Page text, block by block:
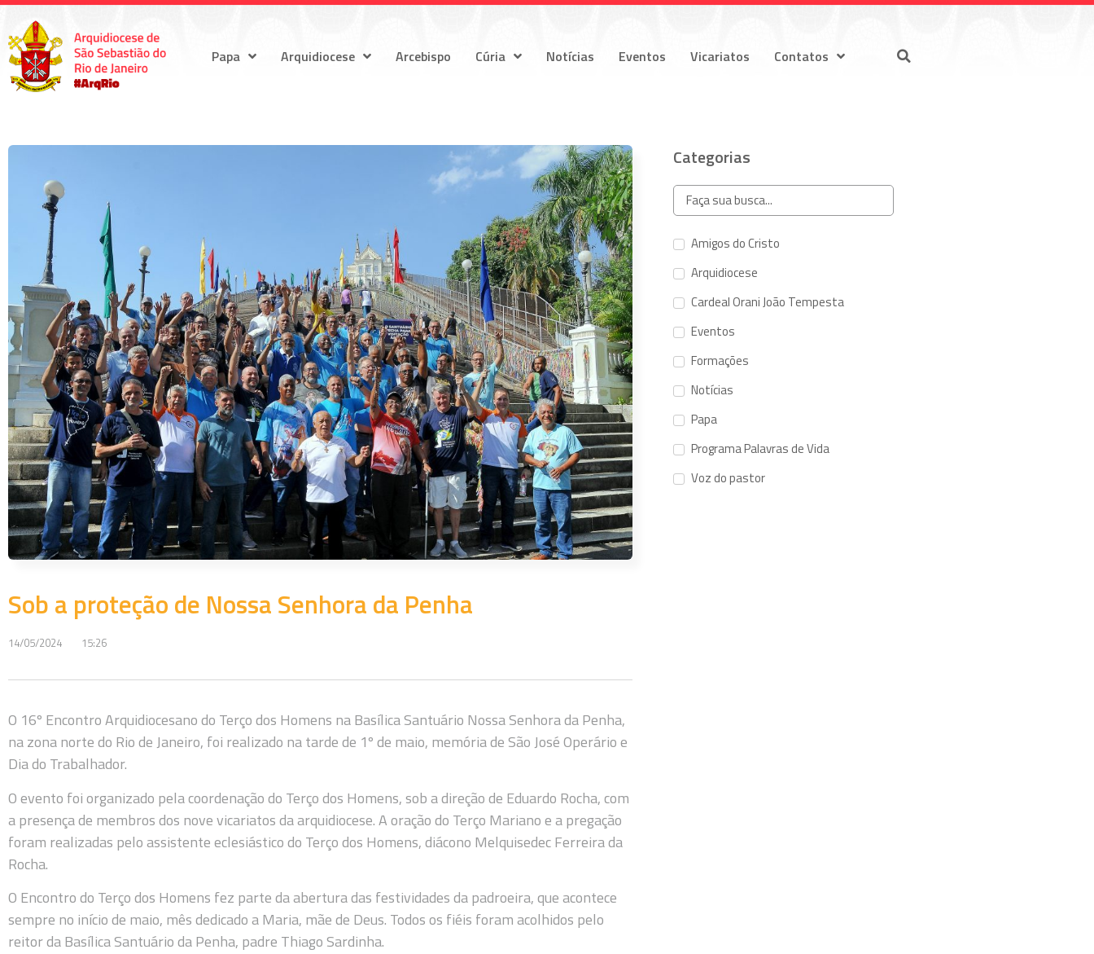
Papa Arquidiocese Arcebispo Cúria Notícias Eventos Vicariatos Contatos
Sob a proteção de Nossa Senhora da Penha
14/05/2024 15:26
O 16º Encontro Arquidiocesano do Terço dos Homens na Basílica Santuário Nossa Senhora da Penha,
na zona norte do Rio de Janeiro, foi realizado na tarde de 1º de maio, memória de São José Operário e
Dia do Trabalhador.
O evento foi organizado pela coordenação do Terço dos Homens, sob a direção de Eduardo Rocha, com
a presença de membros dos nove vicariatos da arquidiocese. A oração do Terço Mariano e a pregação
foram realizadas pelo assistente eclesiástico do Terço dos Homens, diácono Melquisedec Ferreira da
Rocha.
O Encontro do Terço dos Homens fez parte da abertura das festividades da padroeira, que acontece
sempre no início de maio, mês dedicado a Maria, mãe de Deus. Todos os fiéis foram acolhidos pelo
reitor da Basílica Santuário da Penha, padre Thiago Sardinha.
Categorias
Amigos do Cristo
Arquidiocese
Cardeal Orani João Tempesta
Eventos
Formações
Notícias
Papa
Programa Palavras de Vida
Voz do pastor